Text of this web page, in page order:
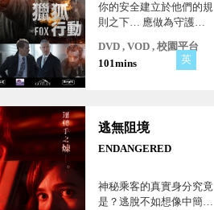
你的安全建立於他們的規
則之下… 應做為守護國
濫用…
DVD , VOD , 校園平台
101mins
英
逃無阻境
ENDANGERED
神秘乘客的真實身分究竟
是？逃脫不如想像中簡